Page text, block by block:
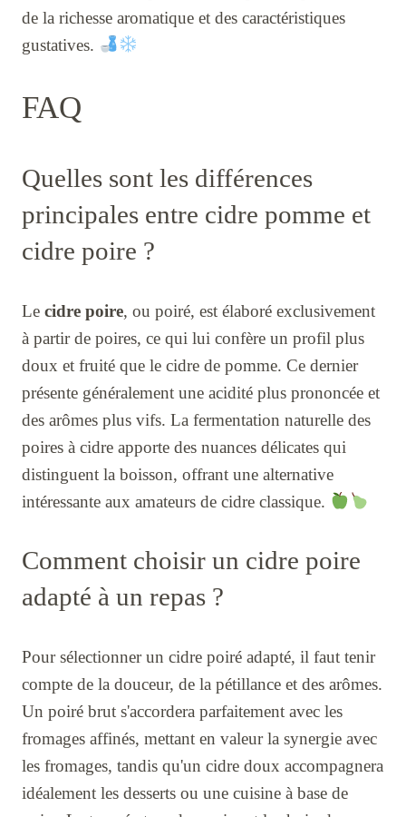
de la richesse aromatique et des caractéristiques
gustatives.
FAQ
Quelles sont les différences
principales entre cidre pomme et
cidre poire ?
Le cidre poire, ou poiré, est élaboré exclusivement
à partir de poires, ce qui lui confère un profil plus
doux et fruité que le cidre de pomme. Ce dernier
présente généralement une acidité plus prononcée et
des arômes plus vifs. La fermentation naturelle des
poires à cidre apporte des nuances délicates qui
distinguent la boisson, offrant une alternative
intéressante aux amateurs de cidre classique.
Comment choisir un cidre poire
adapté à un repas ?
Pour sélectionner un cidre poiré adapté, il faut tenir
compte de la douceur, de la pétillance et des arômes.
Un poiré brut s'accordera parfaitement avec les
fromages affinés, mettant en valeur la synergie avec
les fromages, tandis qu'un cidre doux accompagnera
idéalement les desserts ou une cuisine à base de